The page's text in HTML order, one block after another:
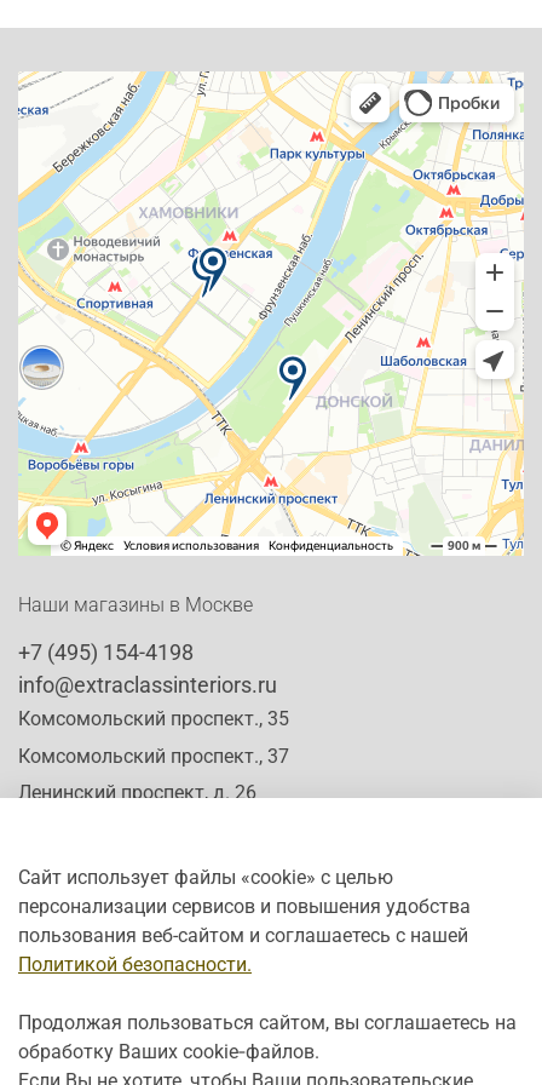
с двумя закрывающимися крышками -
повторяющимся элементом дизайна Frattini. Наконец
в третьем варианте основание выдвижного ящика
“копируется” и также устанавливается сверху где оно
может служить практичным предметом или
держателем для документов. Из страсти к бережному
отношению к дереву и мастерству его обработки
которая объединяет Джанфранко Фраттини и Франко
Чеккотти - что еще больше подчеркивается наличием
копии небольшого письменного стола миланского
архитектора в доме основателя компании Cascina -
родилась идея представить этот исторический
предмет мебели для интерьеры полностью
соответствуют оригинальному проекту. В трех
вариантах исполнения - все из американского ореха и
доступны в четырех цветах представленных в
каталоге: натуральный мока коричневый и темный -
вы можете ощутить заботу и мастерство с которыми
изготавливается мебель придавая ей подлинно
классический и всегда актуальный вид. Небольшой
историческим хранителем и свидетелем знаний
основными но утонченными линиями способным
гармонично вписываться в пространство благодаря
идеальному балансу между элегантными деталями и
строгостью конструкции.
Наши магазины в Москве
+7 (495) 154-4198
info@extraclassinteriors.ru
Комсомольский проспект., 35
Комсомольский проспект., 37
Ленинский проспект, д. 26
Время работы:
Пн-Сб: c 10:00 - 20:00
Вс: с 12:00 - 19:00
Сайт использует файлы «cookie» с целью
персонализации сервисов и повышения удобства
пользования веб-сайтом и соглашаетесь с нашей
Политикой безопасности.
Продолжая пользоваться сайтом, вы соглашаетесь на
обработку Ваших cookie‑файлов.